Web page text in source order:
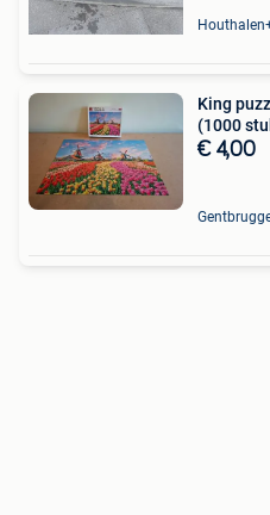
King
(1000
€ 4,00